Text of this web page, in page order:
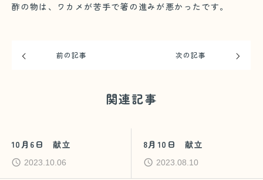
酢の物は、ワカメが苦手で箸の進みが悪かったです。
前の記事 次の記事
関連記事
10月6日 献立
2023.10.06
8月10日 献立
2023.08.10